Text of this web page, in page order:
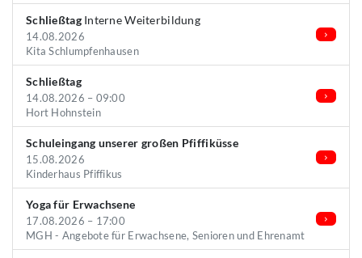
SchließtagInterne Weiterbildung
14.08.2026
Kita Schlumpfenhausen
Schließtag
14.08.2026 – 09:00
Hort Hohnstein
Schuleingang unserer großen Pfiffiküsse
15.08.2026
Kinderhaus Pfiffikus
Yoga für Erwachsene
17.08.2026 – 17:00
MGH - Angebote für Erwachsene, Senioren und Ehrenamt